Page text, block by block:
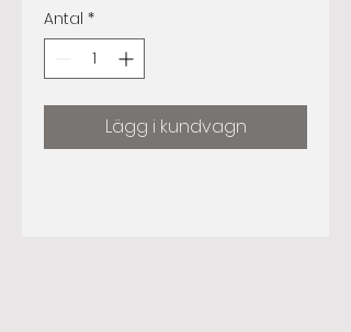
Antal *
Lägg i kundvagn